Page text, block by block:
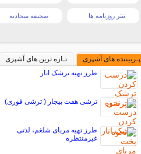
تیتر روزنامه ها صحیفه سجادیه
پـربیننده های آشپزی
تـازه ترین های آشپزی
طرز تهیه ترشک انار
ترشی هفت بیجار ( ترشی فوری)
طرز تهیه مربای شلغم، لذتی
غیرمنتظره